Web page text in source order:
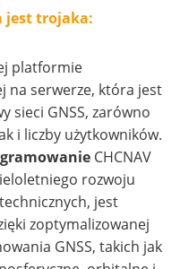
jest trojaka:
platformie
na serwerze, która jest
sieci GNSS, zarówno
i liczby użytkowników.
CHCNAV
rozwoju
jest
zoptymalizowanej
GNSS, takich jak